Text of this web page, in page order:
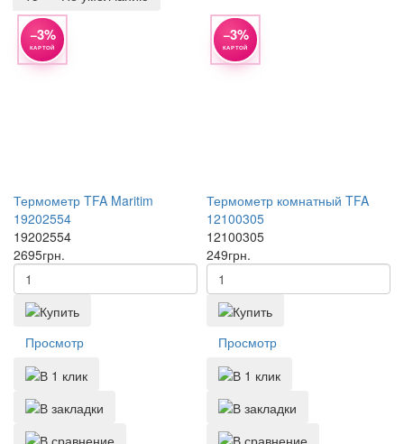
−3%
КАРТОЙ
Термометр TFA Maritim
19202554
19202554
2695грн.
Просмотр
−3%
КАРТОЙ
Термометр комнатный TFA
12100305
12100305
249грн.
Просмотр